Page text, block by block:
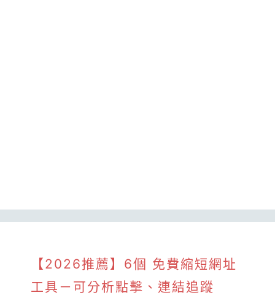
【2026推薦】6個 免費縮短網址
工具－可分析點擊、連結追蹤